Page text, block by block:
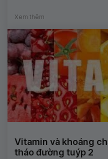
Xem thêm
Vitamin và khoáng
tháo đường tuýp 2